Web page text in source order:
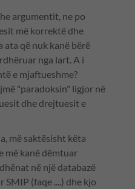
argumentit, ne po
më korrektë dhe
që nuk kanë bërë
nga lart. A i
e mjaftueshme?
"paradoksin" ligjor në
dhe drejtuesit e
më saktësisht këta
më kanë dëmtuar
në një databazë
(faqe ....) dhe kjo